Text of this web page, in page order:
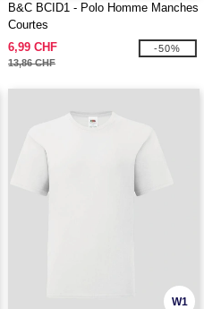
B&C BCID1 - Polo Homme Manches
Courtes
6,99 CHF
13,86 CHF
-50%
W1